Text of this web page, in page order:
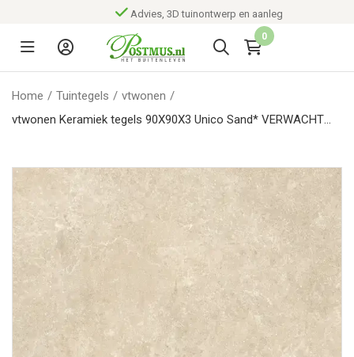
Advies, 3D tuinontwerp en aanleg
0
Home / Tuintegels / vtwonen /
vtwonen Keramiek tegels 90X90X3 Unico Sand* VERWACHT